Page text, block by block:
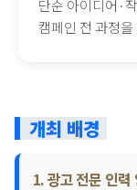
단순 아이디어·
캠페인 전 과정
개최 배경
1. 광고 전문 인